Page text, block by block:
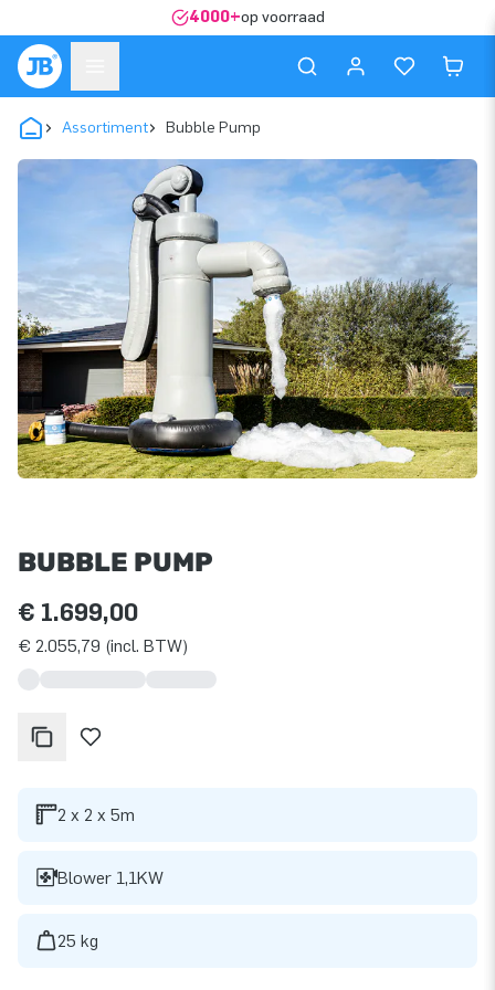
4000+op voorraad
Assortiment Bubble Pump
BUBBLE PUMP
€ 1.699,00
€ 2.055,79 (incl. BTW)
2 x 2 x 5m
Blower 1,1KW
25 kg